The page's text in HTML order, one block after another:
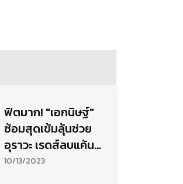
ฟิตมาก! "เอกนิษฐ์"
ซ้อมสุดเข้มลุ้นช่วย
อุราวะ เรดส์ลบแค้น
มารินอส
10/13/2023